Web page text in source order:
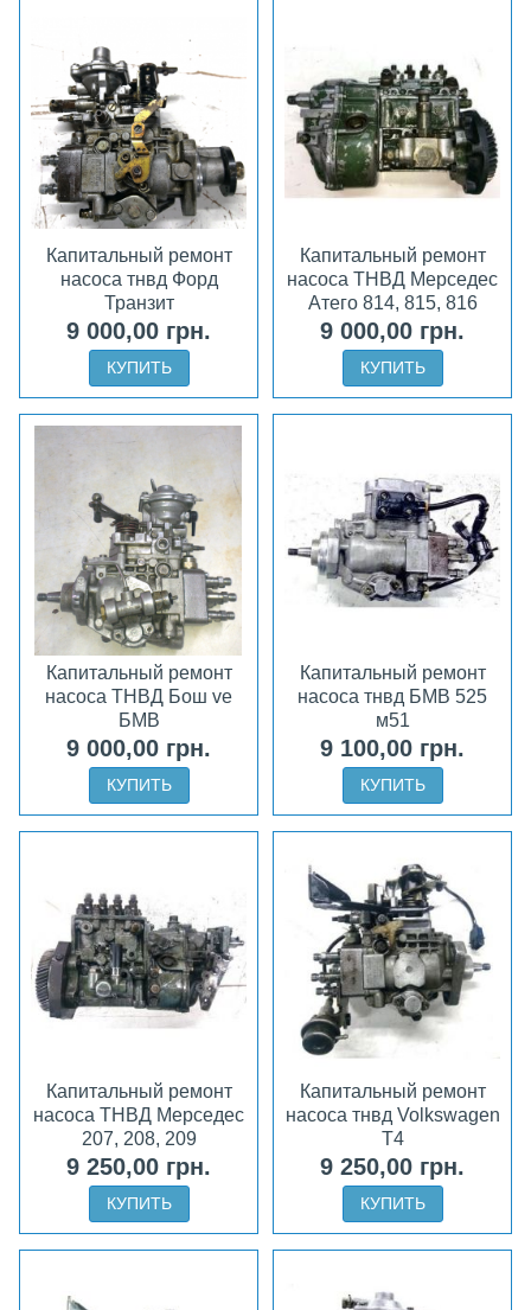
Капитальный ремонт
насоса тнвд Форд
Транзит
9 000,00 грн.
КУПИТЬ
Капитальный ремонт
насоса ТНВД Мерседес
Атего 814, 815, 816
9 000,00 грн.
КУПИТЬ
Капитальный ремонт
насоса ТНВД Бош ve
БМВ
9 000,00 грн.
КУПИТЬ
Капитальный ремонт
насоса тнвд БМВ 525
м51
9 100,00 грн.
КУПИТЬ
Капитальный ремонт
насоса ТНВД Мерседес
207, 208, 209
9 250,00 грн.
КУПИТЬ
Капитальный ремонт
насоса тнвд Volkswagen
Т4
9 250,00 грн.
КУПИТЬ